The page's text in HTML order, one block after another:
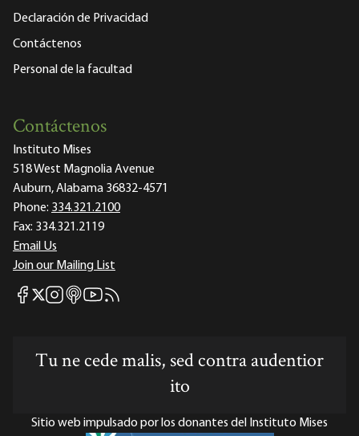
Declaración de Privacidad
Contáctenos
Personal de la facultad
Contáctenos
Instituto Mises
518 West Magnolia Avenue
Auburn, Alabama 36832-4571
Phone: 334.321.2100
Fax: 334.321.2119
Email Us
Join our Mailing List
Mises Facebook
Mises X
Mises Instagram
Mises itunes
Mises Youtube
Mises RSS feed
Tu ne cede malis, sed contra audentior
ito
Sitio web impulsado por los donantes del Instituto Mises